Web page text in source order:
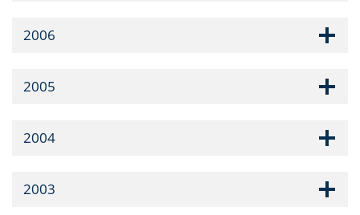
2006
2005
2004
2003